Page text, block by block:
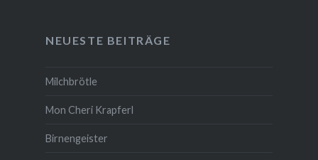
NEUESTE BEITRÄGE
Milchbrötle
Mon Cheri Krapferl
Birnengeister